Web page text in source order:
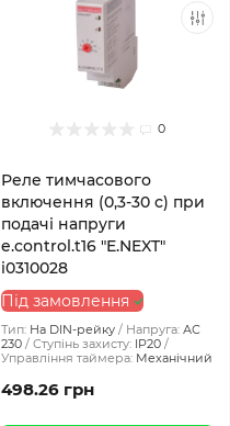
0
Реле тимчасового
включення (0,3-30 с) при
подачі напруги
e.control.t16 "E.NEXT"
i0310028
Під замовлення
Тип: На DIN-рейку Напруга: АС
230
Ступінь захисту: IP20
Управління таймера: Механічний
498.26 грн